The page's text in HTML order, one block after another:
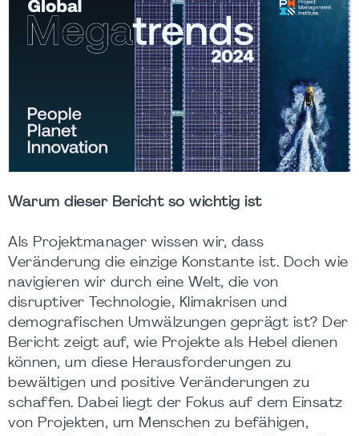
Warum dieser Bericht so wichtig ist
Als Projektmanager wissen wir, dass
Veränderung die einzige Konstante ist. Doch wie
navigieren wir durch eine Welt, die von
disruptiver Technologie, Klimakrisen und
demografischen Umwälzungen geprägt ist? Der
Bericht zeigt auf, wie Projekte als Hebel dienen
können, um diese Herausforderungen zu
bewältigen und positive Veränderungen zu
schaffen. Dabei liegt der Fokus auf dem Einsatz
von Projekten, um Menschen zu befähigen,